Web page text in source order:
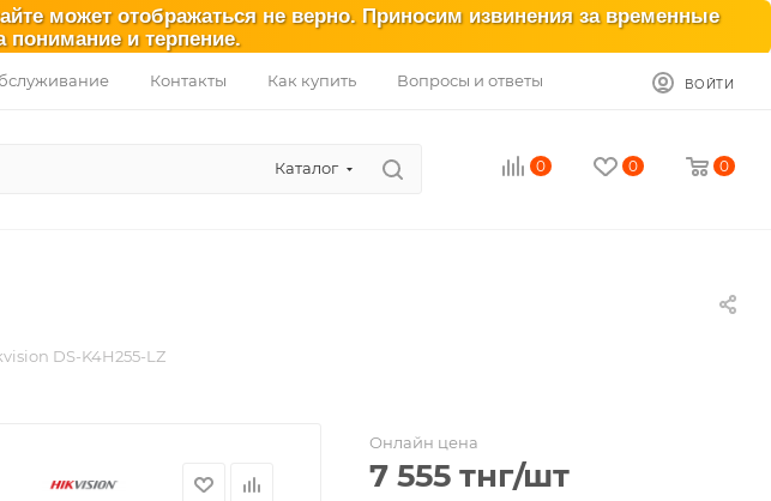
может отображаться не верно. Приносим извинения за временные
понимание и терпение.
Контакты Как купить Вопросы и ответы ВОЙТИ
Каталог 0 0 0
DS-K4H255-LZ
Онлайн цена
7 555 тнг/шт